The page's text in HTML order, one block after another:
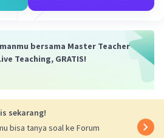
pertama, gradiennya adalah 4/2 = 2,
persamaan kedua, gradiennya adalah
sama lain. Selain itu, kita juga dapat
Cartesius.
bersama Master Teacher
Teaching, GRATIS!
sekarang!
bisa tanya soal ke Forum